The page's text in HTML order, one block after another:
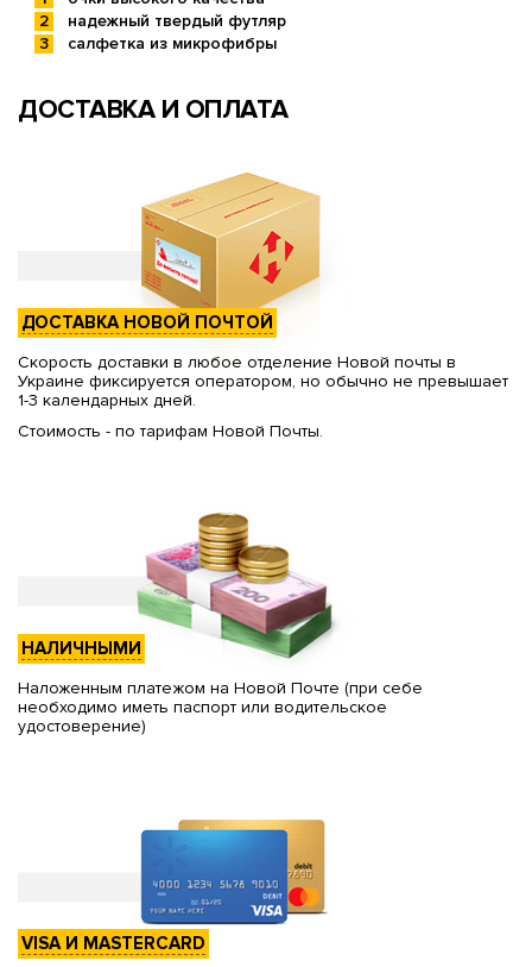
надежный твердый футляр
салфетка из микрофибры
ДОСТАВКА И ОПЛАТА
ДОСТАВКА НОВОЙ ПОЧТОЙ
Скорость доставки в любое отделение Новой почты в
Украине фиксируется оператором, но обычно не превышает
1-3 календарных дней.
Стоимость - по тарифам Новой Почты.
НАЛИЧНЫМИ
Наложенным платежом на Новой Почте (при себе
необходимо иметь паспорт или водительское
удостоверение)
VISA И MASTERCARD